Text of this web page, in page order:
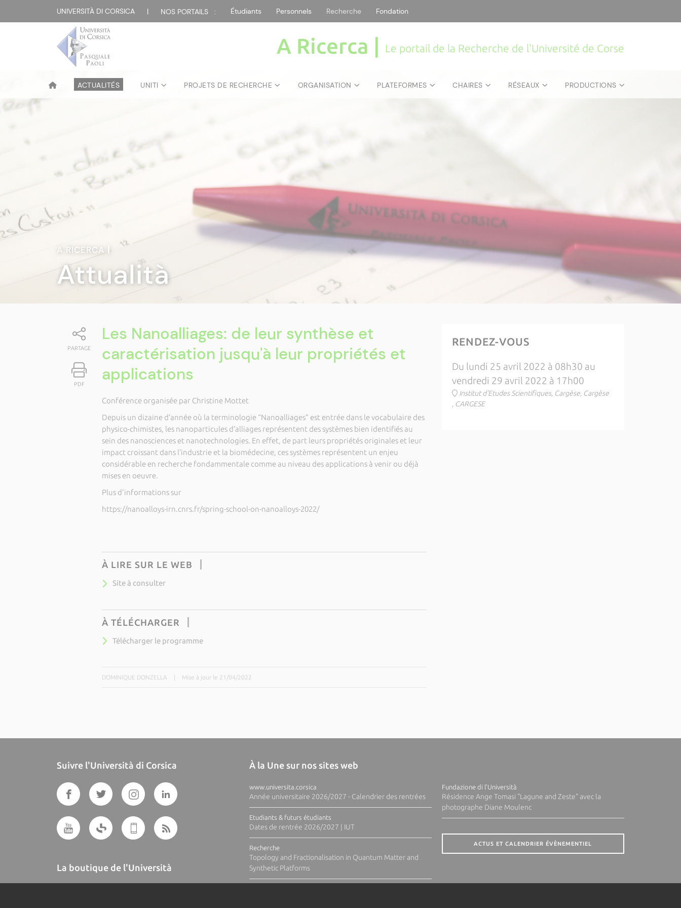
UNIVERSITÀ DI CORSICA | NOS PORTAILS : Étudiants Personnels Recherche Fondation
A Ricerca | Le portail de la Recherche de l'Université de Corse
ACTUALITÉS UNITI PROJETS DE RECHERCHE ORGANISATION PLATEFORMES CHAIRES RÉSEAUX PRODUCTIONS
A RICERCA|
Attualità
PARTAGE
PDF
Les Nanoalliages: de leur synthèse et
caractérisation jusqu'à leur propriétés et
applications
Conférence organisée par Christine Mottet
Depuis un dizaine d’année où la terminologie “Nanoalliages” est entrée dans le vocabulaire des
physico-chimistes, les nanoparticules d’alliages représentent des systèmes bien identifiés au
sein des nanosciences et nanotechnologies. En effet, de part leurs propriétés originales et leur
impact croissant dans l’industrie et la biomédecine, ces systèmes représentent un enjeu
considérable en recherche fondammentale comme au niveau des applications à venir ou déjà
mises en oeuvre.
Plus d'informations sur
https://nanoalloys-irn.cnrs.fr/spring-school-on-nanoalloys-2022/
À LIRE SUR LE WEB
Site à consulter
À TÉLÉCHARGER
Télécharger le programme
DOMINIQUE DONZELLA Mise à jour le 21/04/2022
RENDEZ-VOUS
Du lundi 25 avril 2022 à 08h30 au
vendredi 29 avril 2022 à 17h00
Institut d'Etudes Scientifiques, Cargèse, Cargèse
, CARGESE
Suivre l'Università di Corsica
La boutique de l'Università
À la Une sur nos sites web
www.universita.corsica
Année universitaire 2026/2027 - Calendrier des rentrées
Etudiants & futurs étudiants
Dates de rentrée 2026/2027 | IUT
Recherche
Topology and Fractionalisation in Quantum Matter and
Synthetic Platforms
Fundazione di l'Università
Résidence Ange Tomasi "Lagune and Zeste" avec la
photographe Diane Moulenc
ACTUS ET CALENDRIER ÉVÈNEMENTIEL